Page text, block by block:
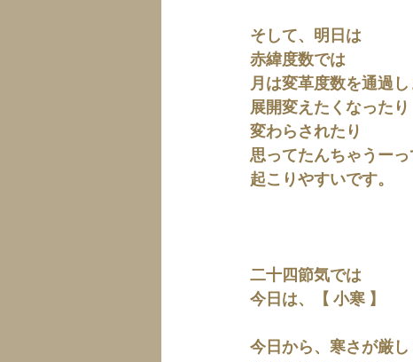
そして、明日は
赤緯度数では
月は変革度数を通過
展開変えたくなったり
変わらされたり
思ってたんちゃうー
起こりやすいです。
二十四節気では
今日は、【 小寒 】
今日から、寒さが厳し